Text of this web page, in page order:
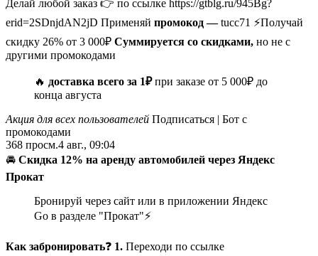
Делай любой заказ 👉 по ссылке https://gtblg.ru/945Bg?
erid=2SDnjdAN2jD Применяй промокод —tucc71 ⚡️Получай
скидку 26% от 3 000₽ Суммируется со скидками, но не с
другими промокодами
🔥 доставка всего за 1₽при заказе от 5 000₽ до
конца августа
Акция для всех пользователей Подписаться | Бот с
промокодами
368 просм.4 авг., 09:04
🚘 Скидка 12% на аренду автомобилей через Яндекс
Прокат
Бронируй через сайт или в приложении Яндекс
Go в разделе "Прокат"⚡️
Как забронировать❓ 1. Переходи по ссылке